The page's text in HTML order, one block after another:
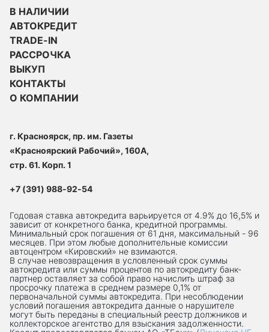
В НАЛИЧИИ
АВТОКРЕДИТ
TRADE-IN
РАССРОЧКА
ВЫКУП
КОНТАКТЫ
О КОМПАНИИ
г. Красноярск, пр. им. Газеты
«Красноярский Рабочий», 160А,
стр. 61. Корп. 1
+7 (391) 988-92-54
Годовая ставка автокредита варьируется от 4.9% до 16,5% и
зависит от конкретного банка, кредитной программы.
Минимальный срок погашения от 61 дня, максимальный - 96
месяцев. При этом любые дополнительные комиссии
автоцентром «Кировский» не взимаются.
В случае невозвращения в условленный срок суммы
автокредита или суммы процентов по автокредиту банк-
партнер оставляет за собой право начислить штраф за
просрочку платежа в среднем размере 0,1% от
первоначальной суммы автокредита. При несоблюдении
условий погашения автокредита данные о нарушителе
могут быть переданы в специальный реестр должников и
коллекторское агентство для взыскания задолженности.